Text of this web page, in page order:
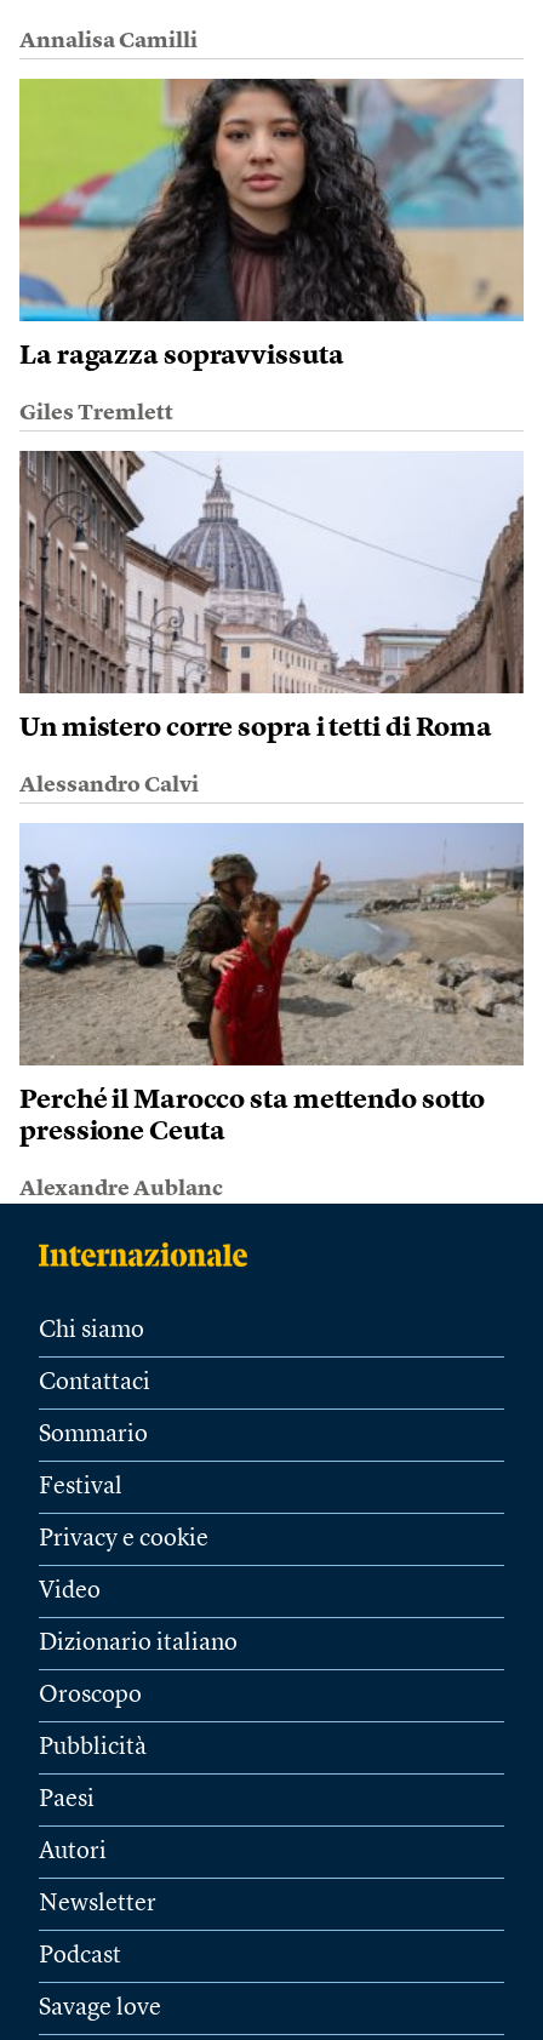
Annalisa Camilli
La ragazza sopravvissuta
Giles Tremlett
Un mistero corre sopra i tetti di Roma
Alessandro Calvi
Perché il Marocco sta mettendo sotto
pressione Ceuta
Alexandre Aublanc
Chi siamo
Contattaci
Sommario
Festival
Privacy e cookie
Video
Dizionario italiano
Oroscopo
Pubblicità
Paesi
Autori
Newsletter
Podcast
Savage love